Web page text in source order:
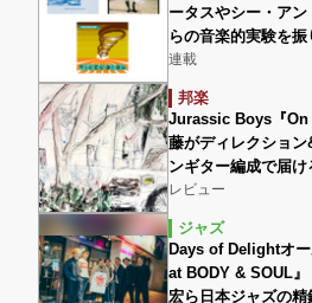
ータスやシー・ア
らの音楽的実験を振
連載
邦楽
Jurassic Boys『On
藤がディレクショ
ンギター編成で届
レビュー
ジャズ
Days of Delightオ
at BODY & SOUL
宏ら日本ジャズの